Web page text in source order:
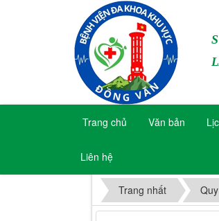
Trang chủ Văn bản
Liên hệ
Trang nhất